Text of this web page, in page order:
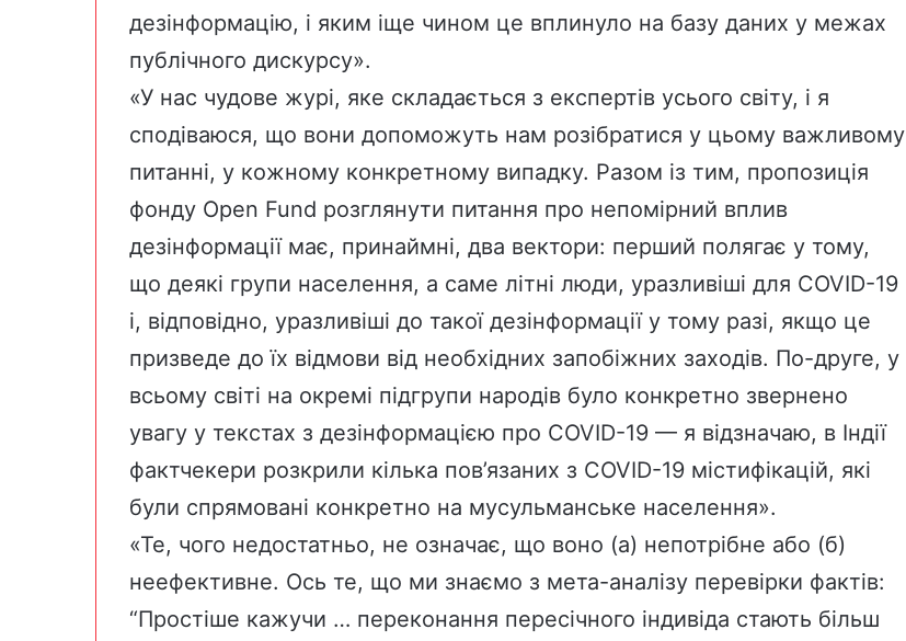
дезінформацію, і яким іще чином це вплинуло на базу даних у межах
публічного дискурсу».
«У нас чудове журі, яке складається з експертів усього світу, і я
сподіваюся, що вони допоможуть нам розібратися у цьому важливому
питанні, у кожному конкретному випадку. Разом із тим, пропозиція
фонду Open Fund розглянути питання про непомірний вплив
дезінформації має, принаймні, два вектори: перший полягає у тому,
що деякі групи населення, а саме літні люди, уразливіші для COVID-19
і, відповідно, уразливіші до такої дезінформації у тому разі, якщо це
призведе до їх відмови від необхідних запобіжних заходів. По-друге, у
всьому світі на окремі підгрупи народів було конкретно звернено
увагу у текстах з дезінформацією про COVID-19 — я відзначаю, в Індії
фактчекери розкрили кілька пов’язаних з COVID-19 містифікацій, які
були спрямовані конкретно на мусульманське населення».
«Те, чого недостатньо, не означає, що воно (а) непотрібне або (б)
неефективне. Ось те, що ми знаємо з мета-аналізу перевірки фактів:
“Простіше кажучи … переконання пересічного індивіда стають більш